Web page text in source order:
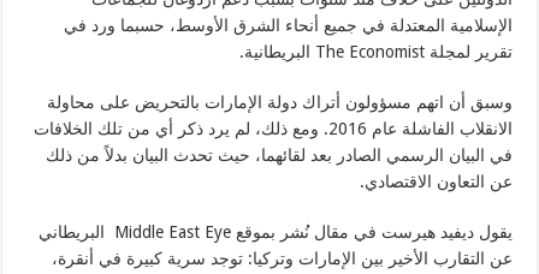
الإسلامية المعتدلة في جميع أنحاء الشرق الأوسط، حسبما ورد في
تقرير لمجلة The Economist البريطانية.
وسبق أن اتهم مسؤولون أتراك دولة الإمارات بالتحريض على محاولة
الانقلاب الفاشلة عام 2016. ومع ذلك، لم يرد ذكر أي من تلك الخلافات
في البيان الرسمي الصادر بعد لقائهما، حيث تحدث البيان بدلاً من ذلك
عن التعاون الاقتصادي.
يقول ديفيد هيرست في مقال نُشر بموقع Middle East Eye البريطاني
عن التقارب الأخير بين الإمارات وتركيا: توجد سرية كبيرة في أنقرة،